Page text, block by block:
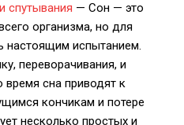
спутывания — Сон — это
организма, но для
настоящим испытанием.
переворачивания, и
время сна приводят к
кончикам и потере
несколько простых и